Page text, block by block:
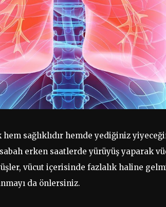
hem sağlıklıdır hemde yediğiniz
erken saatlerde yürüyüş yaparak
vücut içerisinde fazlalık haline
da önlersiniz.